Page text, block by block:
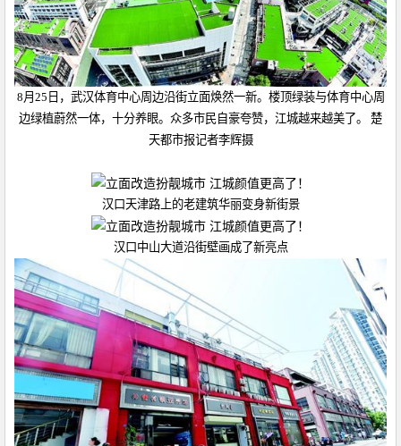
8月25日，武汉体育中心周边沿街立面焕然一新。楼顶绿装与体育中心周
边绿植蔚然一体，十分养眼。众多市民自豪夸赞，江城越来越美了。 楚
天都市报记者李辉摄
汉口天津路上的老建筑华丽变身新街景
汉口中山大道沿街壁画成了新亮点